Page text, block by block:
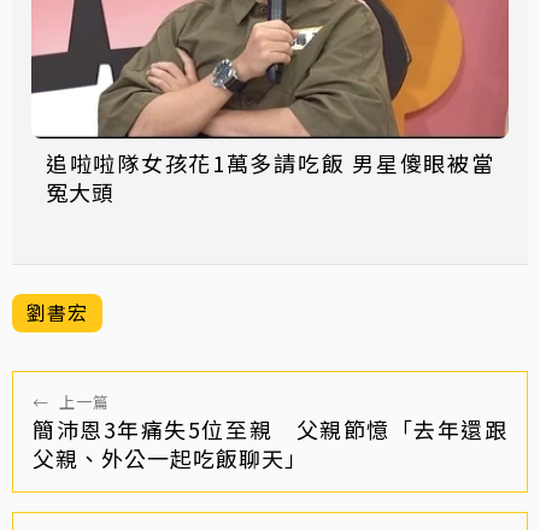
追啦啦隊女孩花1萬多請吃飯 男星傻眼被當
冤大頭
劉書宏
← 上一篇
簡沛恩3年痛失5位至親 父親節憶「去年還跟
父親、外公一起吃飯聊天」